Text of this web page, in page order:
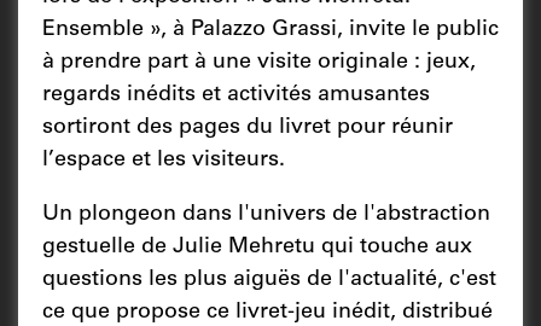
Ensemble », à Palazzo Grassi, invite le public
à prendre part à une visite originale : jeux,
regards inédits et activités amusantes
sortiront des pages du livret pour réunir
l’espace et les visiteurs.
Un plongeon dans l'univers de l'abstraction
gestuelle de Julie Mehretu qui touche aux
questions les plus aiguës de l'actualité, c'est
ce que propose ce livret-jeu inédit, distribué